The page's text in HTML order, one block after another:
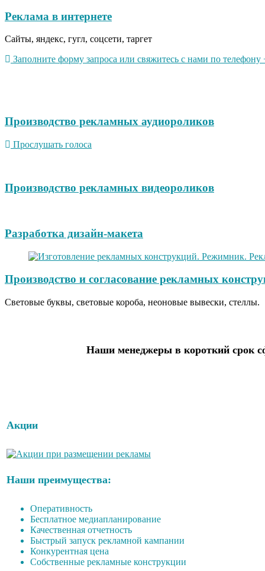
Реклама в интернете
Сайты, яндекс, гугл, соцсети, таргет
Заполните форму запроса или свяжитесь с нами по
Производство рекламных аудиороликов
Прослушать голоса
Производство рекламных видеороликов
Разработка дизайн-макета
Производство и согласование рекламных
Световые буквы, световые короба, неоновые вывески, стеллы.
Наши менеджеры в короткий срок
Акции
Наши преимущества:
Оперативность
Бесплатное медиапланирование
Качественная отчетность
Быстрый запуск рекламной кампании
Конкурентная цена
Собственные рекламные конструкции